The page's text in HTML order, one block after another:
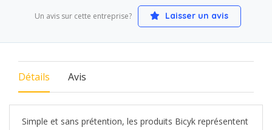
Un avis sur cette entreprise? Laisser un avis
Détails Avis
Simple et sans prétention, les produits Bicyk représentent